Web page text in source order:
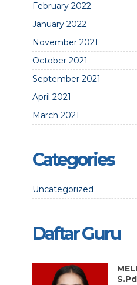
February 2022
January 2022
November 2021
October 2021
September 2021
April 2021
March 2021
Categories
Uncategorized
Daftar Guru
S.Pd